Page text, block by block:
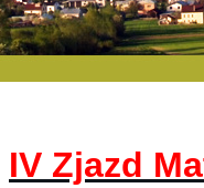
IV Zjazd